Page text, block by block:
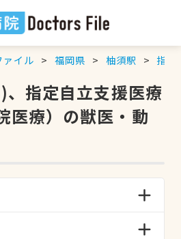
ァイル 福岡県 柚須駅 指定
指定自立支援医療
医療）の獣医・動